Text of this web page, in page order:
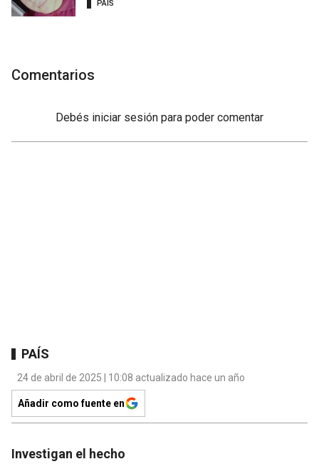
PAÍS
Comentarios
Debés iniciar sesión para poder comentar
PAÍS
24 de abril de 2025 | 10:08 actualizado hace un año
Añadir como fuente en
Investigan el hecho